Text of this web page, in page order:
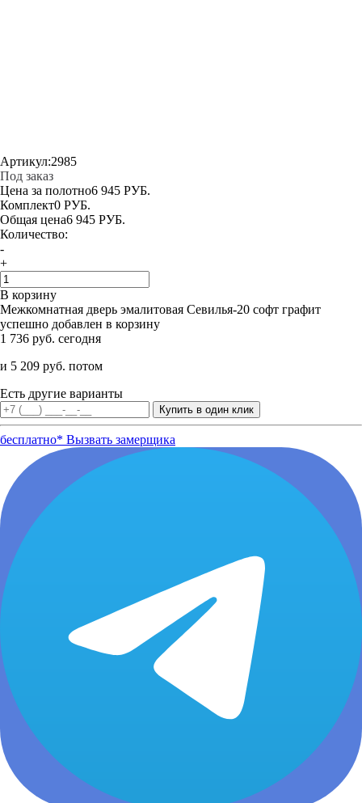
Артикул:2985
Под заказ
Цена за полотно6 945 РУБ.
Комплект0 РУБ.
Общая цена6 945 РУБ.
Количество:
-
+
В корзину
Межкомнатная дверь эмалитовая Севилья-20 софт графит
успешно добавлен в корзину
1 736 руб. сегодня
и 5 209 руб. потом
Есть другие варианты
бесплатно* Вызвать замерщика